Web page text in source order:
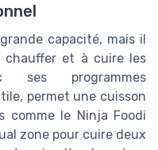
capacité, mais il
chauffer et à cuire les
ses programmes
permet une cuisson
comme le Ninja Foodi
zone pour cuire deux